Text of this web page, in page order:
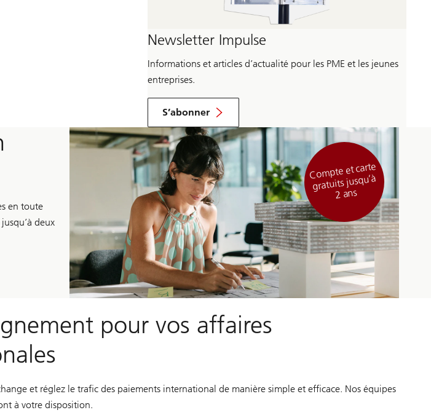
Newsletter Impulse
Informations et articles d’actualité pour les PME et les jeunes
entreprises.
S’abonner
en toute
deux
Compte et carte
gratuits jusqu’à
2 ans
pour vos affaires
et réglez le trafic des paiements international de manière simple et efficace. Nos équipes
à votre disposition.